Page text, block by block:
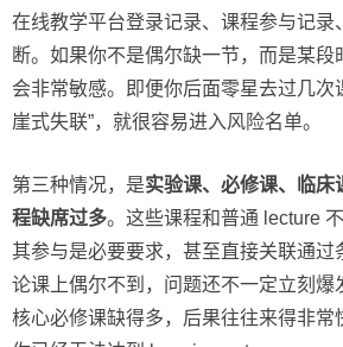
在线教学平台登录记录、课程参与记录
断。如果你不是偶尔缺一节，而是某段
会非常敏感。即便你后面零星去过几次
崖式失联”，就很容易进入风险名单。
第三种情况，是实验课、必修课、临床
程缺席过多。这些课程和普通 lecture
其参与是必要要求，甚至直接关联通过
论课上偶尔不到，问题还不一定立刻爆
核心必修课缺得多，后果往往来得非常